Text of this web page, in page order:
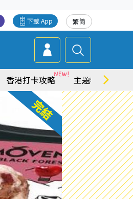
繁简
下載 App
香港打卡攻略 主題特集